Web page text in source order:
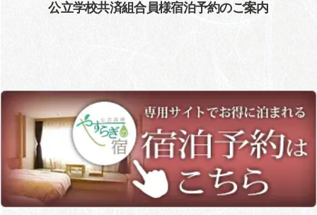
公立学校共済組合員様宿泊予約のご案内